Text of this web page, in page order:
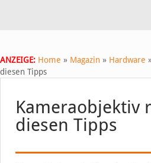
ANZEIGE: Home » Magazin » Hardware »
diesen Tipps
Kameraobjektiv
diesen Tipps